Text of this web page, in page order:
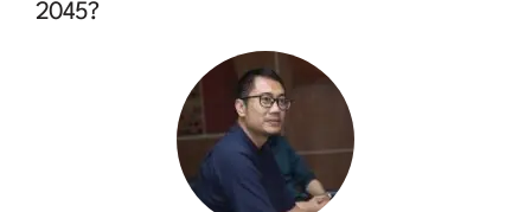
2045?